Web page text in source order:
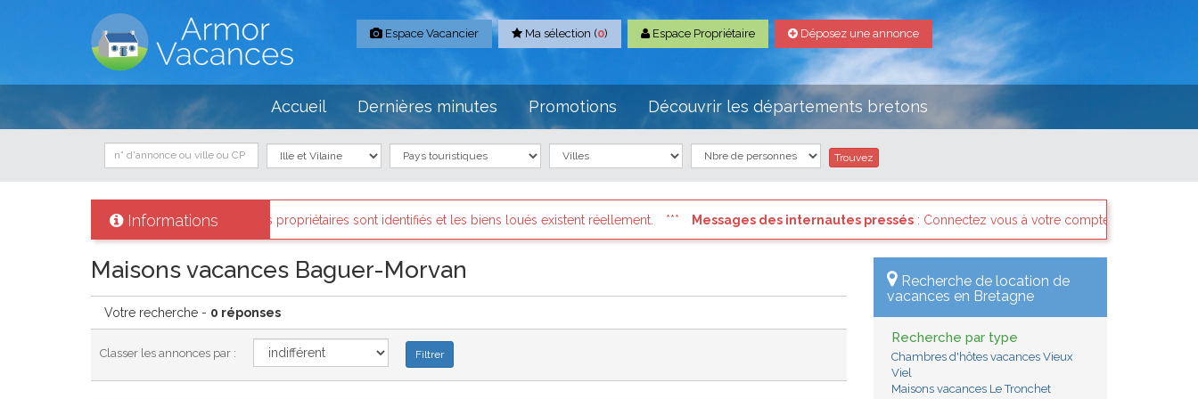
Espace Vacancier Ma sélection (0) Espace Propriétaire Déposez une annonce
Accueil Dernières minutes Promotions Découvrir les départements bretons
Informations
: Tous les propriétaires sont identifiés et les biens loués existent réellement. Messages des internautes pressés: Connectez vous à votre compte et consultez les "Messages des
Maisons vacances Baguer-Morvan
Votre recherche - 0 réponses
Classer les annonces par :
Recherche de location de
vacances en Bretagne
Recherche par type
Chambres d'hôtes vacances Vieux
Viel
Maisons vacances Le Tronchet